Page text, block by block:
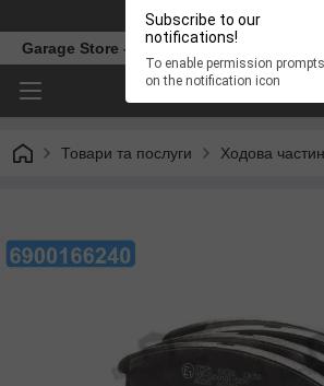
Subscribe to our
notifications!
To enable permission
on the notification icon
Телефон
Garage Store – інтернет магазин
Товари та послуги Ходова